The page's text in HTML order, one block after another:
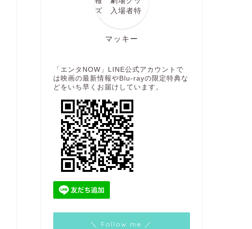
マッキー
「エンタNOW」LINE公式アカウントで
は映画の最新情報やBlu-rayの限定特典な
どをいち早くお届けしています。
＼ Follow me ／